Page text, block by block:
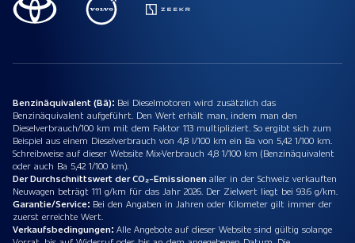
Benzinäquivalent (Bä): Bei Dieselmotoren wird zusätzlich das
Benzinäquivalent aufgeführt. Den Wert erhält man, indem man den
Dieselverbrauch/100 km mit dem Faktor 113 multipliziert. So ergibt sich zum
Beispiel aus einem Dieselverbrauch von 4,8 l/100 km ein Ba von 5,42 1/100 km.
Schreibweise auf dieser Website Mix-Verbrauch 4,8 1/100 km (Benzinäquivalent
oder auch Ba 5,42 1/100 km).
Der Durchschnittswert der CO₂-Emissionenaller in der Schweiz verkauften
Neuwagen beträgt 111 g/km für das Jahr 2026. Der Zielwert liegt bei 93.6 g/km.
Garantie/Service: Bei den Angaben in Jahren oder Kilometer gilt immer der
zuerst erreichte Wert.
Verkaufsbedingungen: Alle Angebote auf dieser Website sind gültig solange